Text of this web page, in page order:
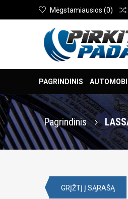
Mėgstamiausios (0)
PAGRINDINIS
Pagrindinis
GRĮŽTĮ Į SĄRAŠĄ